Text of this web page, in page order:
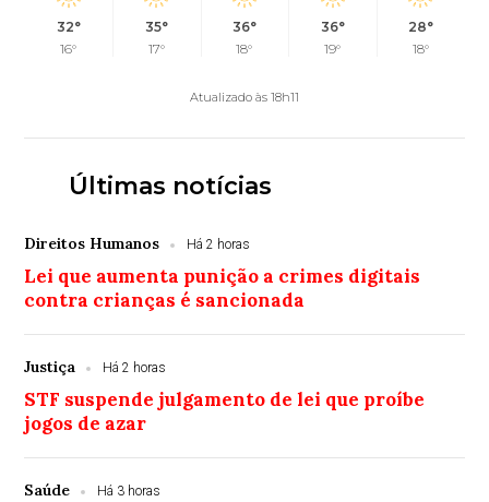
32°
16°
35°
17°
36°
18°
36°
19°
28°
18°
Atualizado às 18h11
Últimas notícias
Direitos Humanos Há 2 horas
Lei que aumenta punição a crimes digitais
contra crianças é sancionada
Justiça Há 2 horas
STF suspende julgamento de lei que proíbe
jogos de azar
Saúde Há 3 horas